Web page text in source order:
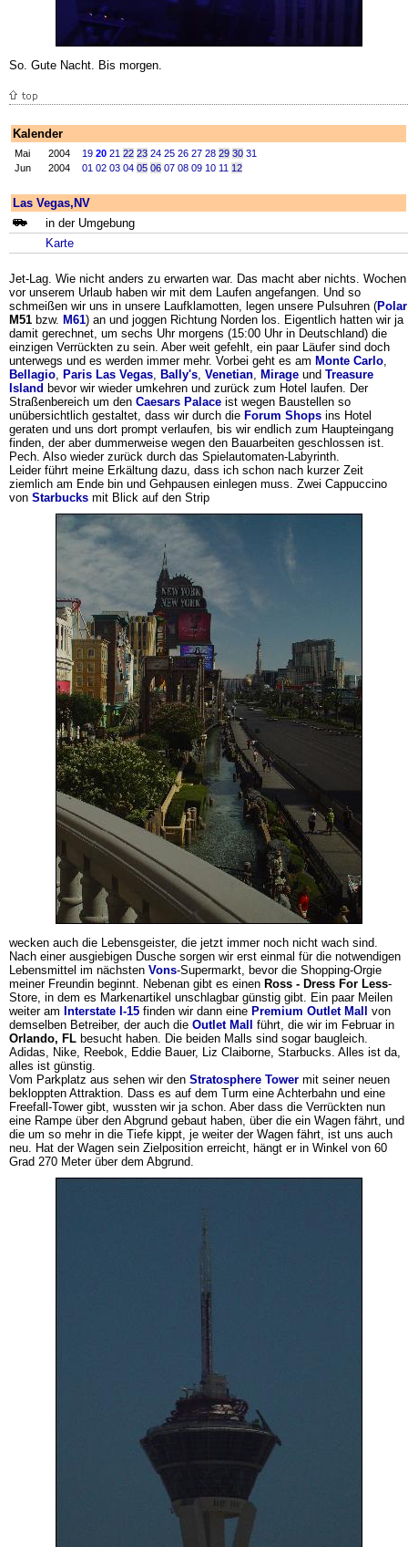
So. Gute Nacht. Bis morgen.
Kalender
Mai 2004 19 20 21 22 23 24 25 26 27 28 29 30 31
Jun
2004 01 02 03 04 05 06 07 08 09 10 11 12
Las Vegas,NV
in der Umgebung
Karte
Jet-Lag. Wie nicht anders zu erwarten war. Das macht aber nichts. Wochen
vor unserem Urlaub haben wir mit dem Laufen angefangen. Und so
schmeißen wir uns in unsere Laufklamotten, legen unsere Pulsuhren (Polar
M51 bzw. M61) an und joggen Richtung Norden los. Eigentlich hatten wir ja
damit gerechnet, um sechs Uhr morgens (15:00 Uhr in Deutschland) die
einzigen Verrückten zu sein. Aber weit gefehlt, ein paar Läufer sind doch
unterwegs und es werden immer mehr. Vorbei geht es am Monte Carlo,
Bellagio, Paris Las Vegas, Bally's, Venetian, Mirage und Treasure
Island bevor wir wieder umkehren und zurück zum Hotel laufen. Der
Straßenbereich um den Caesars Palace ist wegen Baustellen so
unübersichtlich gestaltet, dass wir durch die Forum Shops ins Hotel
geraten und uns dort prompt verlaufen, bis wir endlich zum Haupteingang
finden, der aber dummerweise wegen den Bauarbeiten geschlossen ist.
Pech. Also wieder zurück durch das Spielautomaten-Labyrinth.
Leider führt meine Erkältung dazu, dass ich schon nach kurzer Zeit
ziemlich am Ende bin und Gehpausen einlegen muss. Zwei Cappuccino
von Starbucks mit Blick auf den Strip
wecken auch die Lebensgeister, die jetzt immer noch nicht wach sind.
Nach einer ausgiebigen Dusche sorgen wir erst einmal für die notwendigen
Lebensmittel im nächsten Vons-Supermarkt, bevor die Shopping-Orgie
meiner Freundin beginnt. Nebenan gibt es einen Ross - Dress For Less-
Store, in dem es Markenartikel unschlagbar günstig gibt. Ein paar Meilen
weiter am Interstate I-15 finden wir dann eine Premium Outlet Mall
von
demselben Betreiber, der auch die Outlet Mall
führt, die wir im Februar in
Orlando, FL besucht haben. Die beiden Malls sind sogar baugleich.
Adidas, Nike, Reebok, Eddie Bauer, Liz Claiborne, Starbucks. Alles ist da,
alles ist günstig.
Vom Parkplatz aus sehen wir den Stratosphere Tower mit seiner neuen
bekloppten Attraktion. Dass es auf dem Turm eine Achterbahn und eine
Freefall-Tower gibt, wussten wir ja schon. Aber dass die Verrückten nun
eine Rampe über den Abgrund gebaut haben, über die ein Wagen fährt, und
die um so mehr in die Tiefe kippt, je weiter der Wagen fährt, ist uns auch
neu. Hat der Wagen sein Zielposition erreicht, hängt er in Winkel von 60
Grad 270 Meter über dem Abgrund.